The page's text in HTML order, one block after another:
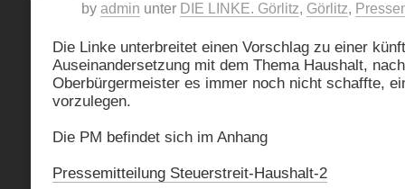
by admin unter DIE LINKE. Görlitz, Görlitz,
Die Linke unterbreitet einen Vorschlag zu einer
Auseinandersetzung mit dem Thema Haushalt,
Oberbürgermeister es immer noch nicht schaffte,
vorzulegen.
Die PM befindet sich im Anhang
Pressemitteilung Steuerstreit-Haushalt-2